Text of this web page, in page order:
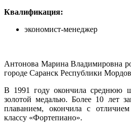
Квалификация:
экономист-менеджер
Антонова Марина Владимировна
городе Саранск Республики
В 1991 году окончила среднюю
золотой медалью. Более 10 лет
плаванием, окончила с
классу «Фортепиано».